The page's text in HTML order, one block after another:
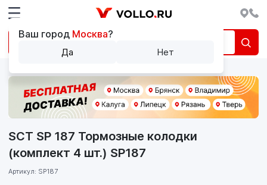
SCT SP 187 Тормозные колодки
(комплект 4 шт.) SP187
Артикул: SP187
Ваш город Москва?
Да Нет